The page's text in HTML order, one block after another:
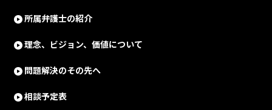
所属弁護士の紹介
理念、ビジョン、価値について
問題解決のその先へ
相談予定表